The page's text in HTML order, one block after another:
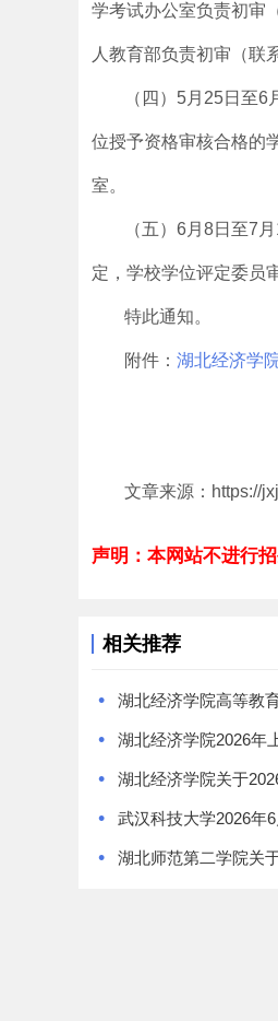
学考试办公室负责初审
人教育部负责初审（联
（四）5月25日至
位授予资格审核合格的
室。
（五）6月8日至7
定，学校学位评定委员
特此通知。
附件： 湖北经济学
文章来源：https://
声明：本网站不进行
相关推荐
•
•
•
•
•